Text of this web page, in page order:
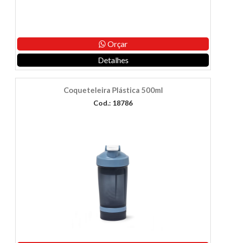
Orçar
Detalhes
Coqueteleira Plástica 500ml
Cod.: 18786